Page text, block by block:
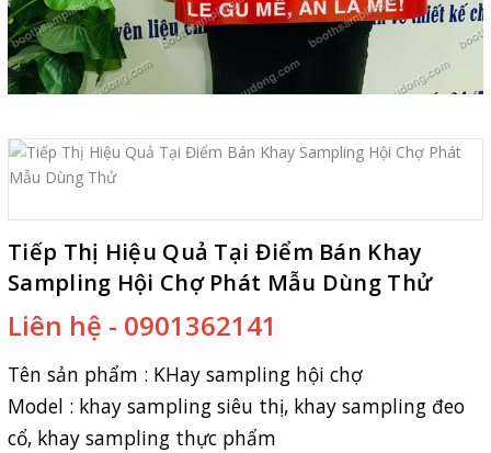
Tiếp Thị Hiệu Quả Tại Điểm Bán Khay
Sampling Hội Chợ Phát Mẫu Dùng Thử
Liên hệ - 0901362141
Tên sản phẩm : KHay sampling hội chợ
Model : khay sampling siêu thị, khay sampling đeo
cổ, khay sampling thực phẩm